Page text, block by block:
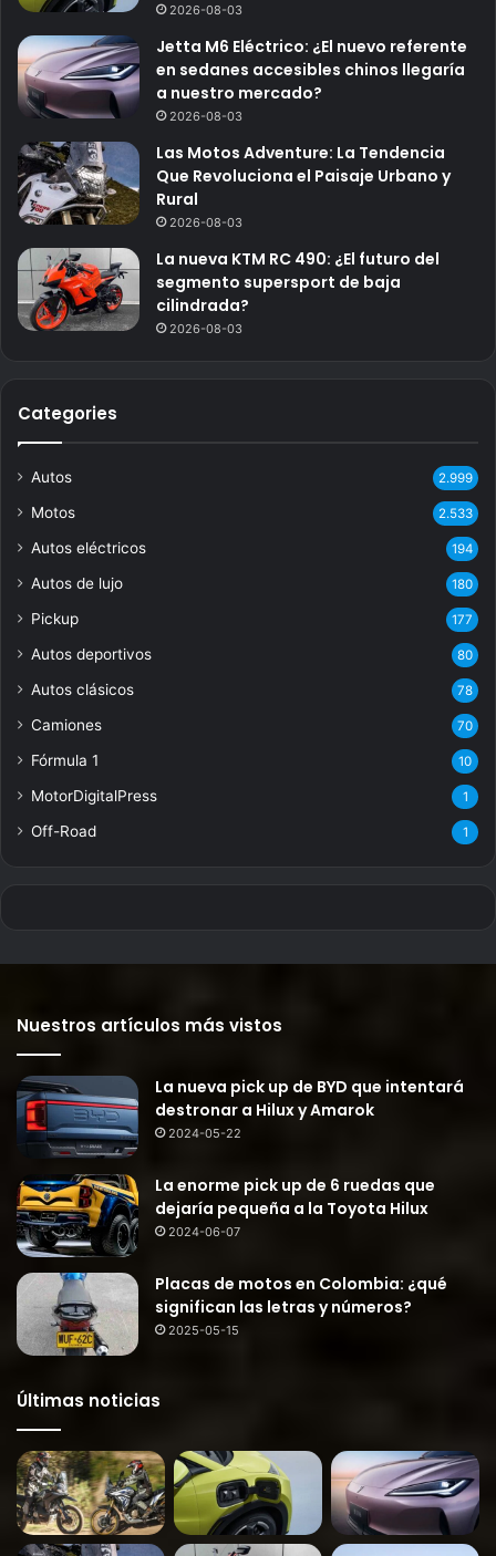
2026-08-03
Jetta M6 Eléctrico: ¿El nuevo referente
en sedanes accesibles chinos llegaría
a nuestro mercado?
2026-08-03
Las Motos Adventure: La Tendencia
Que Revoluciona el Paisaje Urbano y
Rural
2026-08-03
La nueva KTM RC 490: ¿El futuro del
segmento supersport de baja
cilindrada?
2026-08-03
Categories
Autos 2.999
Motos 2.533
Autos eléctricos 194
Autos de lujo 180
Pickup 177
Autos deportivos 80
Autos clásicos 78
Camiones 70
Fórmula 1 10
MotorDigitalPress 1
Off-Road 1
Nuestros artículos más vistos
La nueva pick up de BYD que intentará
destronar a Hilux y Amarok
2024-05-22
La enorme pick up de 6 ruedas que
dejaría pequeña a la Toyota Hilux
2024-06-07
Placas de motos en Colombia: ¿qué
significan las letras y números?
2025-05-15
Últimas noticias